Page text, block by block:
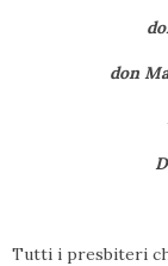
don
Tutti i presbiteri